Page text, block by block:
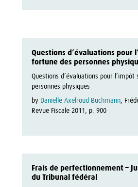
Questions d’évaluations pour
fortune des personnes
Questions d’évaluations pour
personnes physiques
by Danielle Axelroud Buchmann,
Revue Fiscale 2011, p. 900
Frais de perfectionnement –
du Tribunal fédéral